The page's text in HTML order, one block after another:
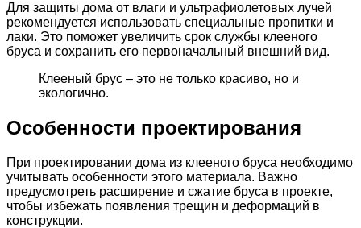
Для защиты дома от влаги и ультрафиолетовых лучей
рекомендуется использовать специальные пропитки и
лаки. Это поможет увеличить срок службы клееного
бруса и сохранить его первоначальный внешний вид.
Клееный брус – это не только красиво, но и
экологично.
Особенности проектирования
При проектировании дома из клееного бруса необходимо
учитывать особенности этого материала. Важно
предусмотреть расширение и сжатие бруса в проекте,
чтобы избежать появления трещин и деформаций в
конструкции.